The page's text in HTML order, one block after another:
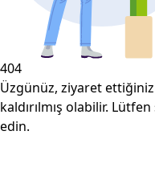
404
Üzgünüz, ziyaret
kaldırılmış olabilir.
edin.